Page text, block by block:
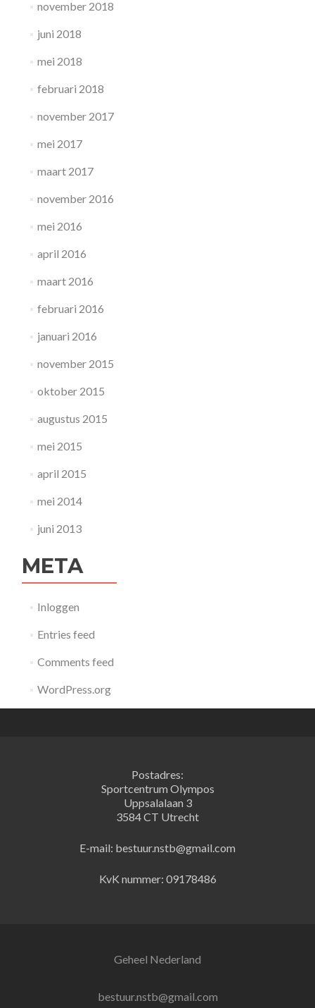
november 2018
juni 2018
mei 2018
februari 2018
november 2017
mei 2017
maart 2017
november 2016
mei 2016
april 2016
maart 2016
februari 2016
januari 2016
november 2015
oktober 2015
augustus 2015
mei 2015
april 2015
mei 2014
juni 2013
META
Inloggen
Entries feed
Comments feed
WordPress.org
Postadres:
Sportcentrum Olympos
Uppsalalaan 3
3584 CT Utrecht
E-mail: bestuur.nstb@gmail.com
KvK nummer: 09178486
Geheel Nederland
bestuur.nstb@gmail.com